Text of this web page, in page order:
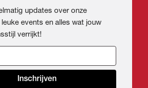
updates over onze
events en alles wat jouw
verrijkt!
Inschrijven